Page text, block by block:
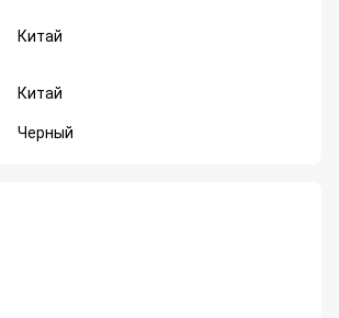
Китай
Китай
Черный